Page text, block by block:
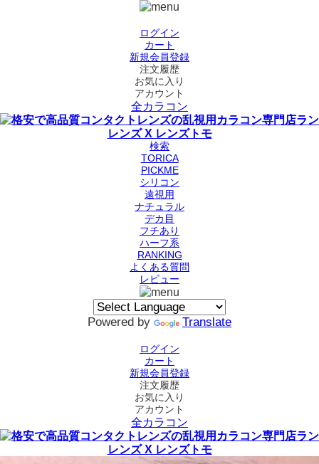
ログイン
カート
新規会員登録
注文履歴
お気に入り
アカウント
全カラコン
検索
TORICA
PICKME
シリコン
遠視用
ナチュラル
デカ目
フチあり
ハーフ系
RANKING
よくある質問
レビュー
Powered by Translate
ログイン
カート
新規会員登録
注文履歴
お気に入り
アカウント
全カラコン